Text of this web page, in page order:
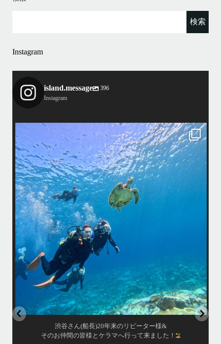
Instagram
island.message
396
Instagram
island.message
はいさい！
アイランドメッセージです
•
最近投稿できてませんでしたが今シーズンも渡嘉敷島上陸ツアーとケラ
マ体験ダイビング&シュノーケル班に分かれて毎日海へ行っております
•
海が穏やかな日がずーっと続いていてボートダイビングには最高のコン
ディションです！
昔よく潜りに来て下さっていたリピーターさんの子供が10才になったの
で一緒にダイビングデビュー…なんて嬉しいシチュエーションもあり、
毎日色々なお客様と楽しくご一緒させて頂いてます
渡嘉敷島の方も夏には珍しい北風つづきのおかげでビーチが穏やか
...
8月 14
はいさい！
アイランドメッセージです